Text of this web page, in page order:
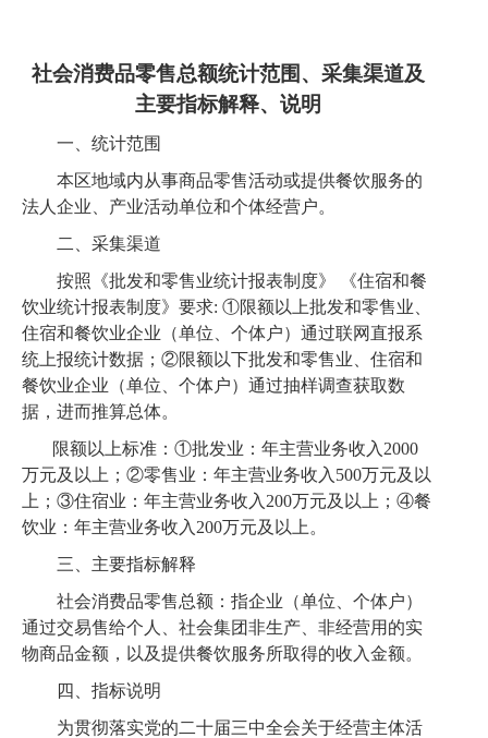
社会消费品零售总额统计范围、采集渠道及
主要指标解释、说明
一 、统计范围
本区地域内从事商品零售活动或提供餐饮服务的
法人 企业 、产业活动单位和个体经营户。
二
、采集渠道
按照《批发和零售业统计报表制度》
《住宿和餐
饮业统计报表制度》要求: ①限额以上批发和零售业、
住宿和餐饮业企业（单位 个体户） 通过联网直报系
统上报统计数据； ②限额以下批发和零售业、住宿和
餐饮业企业（单位 个体户） 通过抽样调查获取数
据，进而推算总体。
限额以上标准： ①批发业：年主营业务收入2000
万元及以上；②零售业：年主营业务收入500万元及以
上；③住宿业：年主营业务收入200万元及以上；④餐
饮业：年主营业务收入200万元及以上。
三
主要指标解释
社会消费品零售总额：指企业（单位、个体户）
通过交易售给个人、社会集团非生产、非经营用的实
物商品金额，以及提供餐饮服务所取得的收入金额。
四、 指标说明
为贯彻落实党的二十届三中全会关于经营主体活